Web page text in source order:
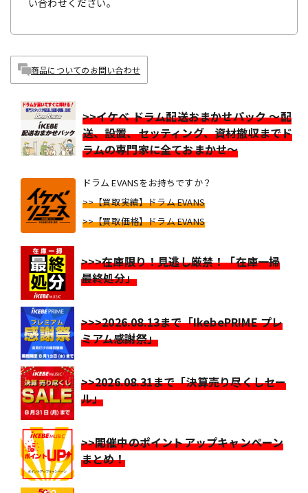
い合わせください。
商品についてのお問い合わせ
>>イケベ ドラム配送おまかせパック ～配
送、設置、セッティング、資材撤収までド
ラムの専門家に全ておまかせ～
ドラム EVANSをお持ちですか？
>>【買取実績】ドラム EVANS
>>【買取価格】ドラム EVANS
>>>在庫限り！見逃し厳禁！「在庫一掃
最終処分」
>>>2026.08.13まで「IkebePRIME プレ
ミアム感謝祭」
>>2026.08.31まで「決算売り尽くしセー
ル」
>>開催中のポイントアップキャンペーン
まとめ！